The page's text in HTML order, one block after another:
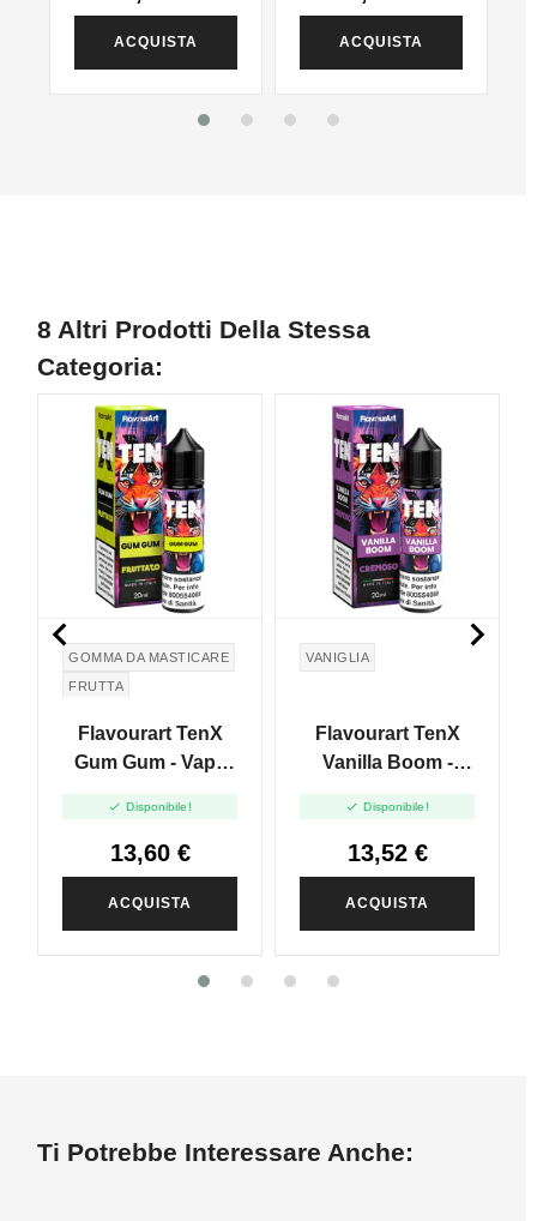
ACQUISTA ACQUISTA
8 Altri Prodotti Della Stessa
Categoria:
GOMMA DA MASTICARE
FRUTTA
Flavourart TenX
Gum Gum - Vape
 Disponibile!
13,60 €
ACQUISTA
VANIGLIA
Flavourart TenX
Vanilla Boom -
 Disponibile!
13,52 €
ACQUISTA
 
Ti Potrebbe Interessare Anche: